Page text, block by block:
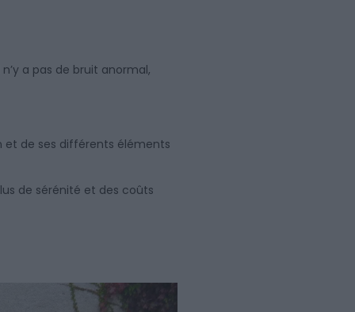
a pas de bruit anormal,
de ses différents éléments
de sérénité et des coûts